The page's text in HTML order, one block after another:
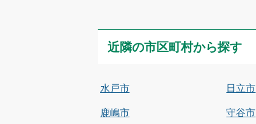
近隣の市区町村から探す
水戸市 日立市
鹿嶋市 守谷市